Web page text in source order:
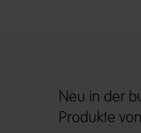
Neu in der
Produkte